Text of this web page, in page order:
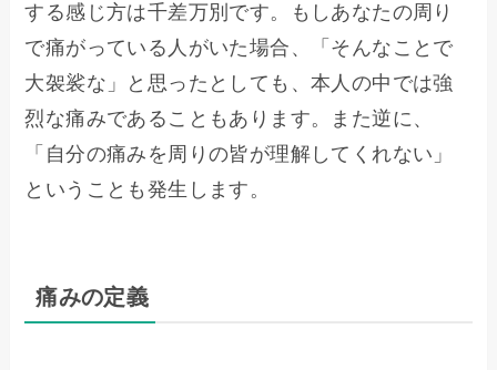
する感じ方は千差万別です。もしあなたの周り
で痛がっている人がいた場合、「そんなことで
大袈裟な」と思ったとしても、本人の中では強
烈な痛みであることもあります。また逆に、
「自分の痛みを周りの皆が理解してくれない」
ということも発生します。
痛みの定義